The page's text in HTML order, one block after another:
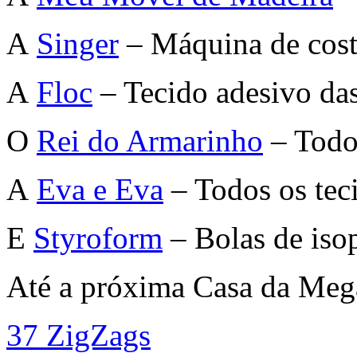
A Singer – Máquina de
A Floc – Tecido adesivo
O Rei do Armarinho –
A Eva e Eva – Todos os
E Styroform – Bolas de
Até a próxima Casa da
37 ZigZags